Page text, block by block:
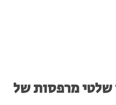
שלטי מרפסות של